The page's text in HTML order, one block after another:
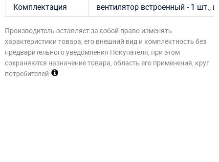
Комплектация
вентилятор встроенный - 1 шт.,
Производитель оставляет за собой право изменять
характеристики товара, его внешний вид и комплектность без
предварительного уведомления Покупателя, при этом
сохраняются назначение товара, область его применения, круг
потребителей